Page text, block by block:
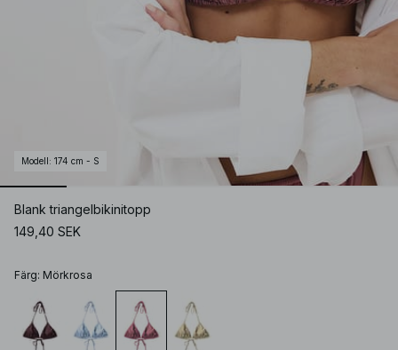
Modell : 174 cm - S
Blank triangelbikinitopp
149,40 SEK
Färg: Mörkrosa